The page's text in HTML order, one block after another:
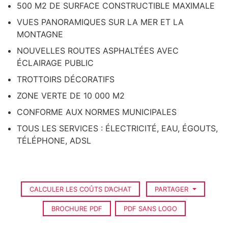
500 M2 DE SURFACE CONSTRUCTIBLE MAXIMALE
VUES PANORAMIQUES SUR LA MER ET LA
MONTAGNE
NOUVELLES ROUTES ASPHALTÉES AVEC
ÉCLAIRAGE PUBLIC
TROTTOIRS DÉCORATIFS
ZONE VERTE DE 10 000 M2
CONFORME AUX NORMES MUNICIPALES
TOUS LES SERVICES : ÉLECTRICITÉ, EAU, ÉGOUTS,
TÉLÉPHONE, ADSL
CALCULER LES COÛTS D’ACHAT PARTAGER
BROCHURE PDF PDF SANS LOGO